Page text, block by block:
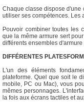
Chaque classe dispose d'une
utiliser ses compétences. Les
Pouvoir combiner toutes les
que la même armure sert
différents ensembles
DIFFÉRENTES
L'un des éléments
plateforme. Quel que soit le
mobile, PC ou Mac), vous
mêmes personnages.
la fois aux écrans tactiles et